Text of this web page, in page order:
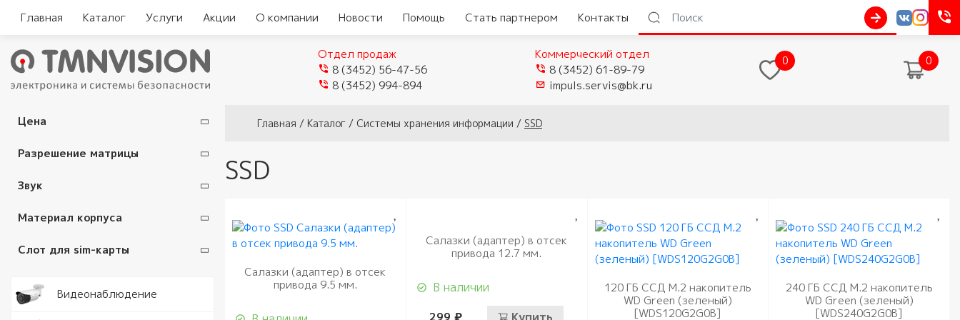
Главная Каталог Услуги Акции О компании Новости Помощь Стать партнером Контакты
Отдел продаж
8 (3452) 56-47-56
8 (3452) 994-894
Коммерческий отдел
8 (3452) 61-89-79
impuls.servis@bk.ru
0 0
Цена
Разрешение матрицы
Звук
Материал корпуса
Слот для sim-карты
Видеонаблюдение Видеокамеры Видеокамеры TVI/CVI/AHD
Вы здесь
Главная / Каталог / Системы хранения информации / SSD
SSD
Салазки (адаптер) в отсек
привода 9.5 мм.
Салазки (адаптер) в отсек
привода 12.7 мм.
В наличии
299 ₽
120 ГБ ССД M.2 накопитель
WD Green (зеленый)
[WDS120G2G0B]
240 ГБ ССД M.2 накопитель
WD Green (зеленый)
[WDS240G2G0B]